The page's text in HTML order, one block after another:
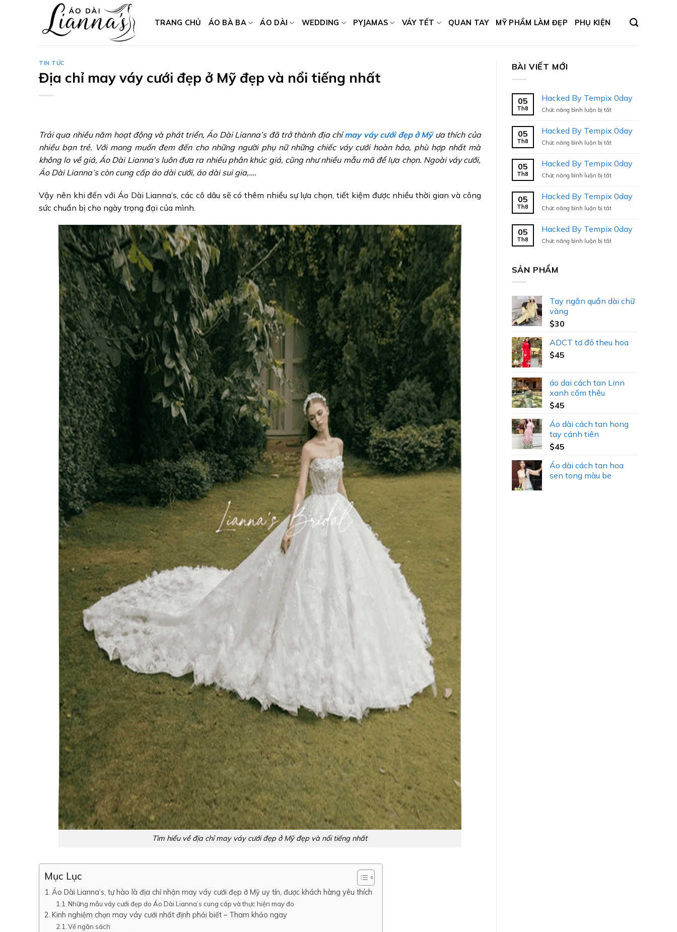
TRANG CHỦ ÁO BÀ BA ÁO DÀI WEDDING PYJAMAS VÁY TẾT QUAN TAY MỸ PHẨM LÀM ĐẸP PHỤ KIỆN
TIN TỨC
Địa chỉ may váy cưới đẹp ở Mỹ đẹp và nổi tiếng nhất
Trải qua nhiều năm hoạt động và phát triển, Áo Dài Lianna’s đã trở thành địa chỉmay váy cưới đẹp ở Mỹưa thích của
nhiều bạn trẻ. Với mong muốn đem đến cho những người phụ nữ những chiếc váy cưới hoàn hảo, phù hợp nhất mà
không lo về giá, Áo Dài Lianna’s luôn đưa ra nhiều phân khúc giá, cũng như nhiều mẫu mã để lựa chọn. Ngoài váy cưới,
Áo Dài Lianna’s còn cung cấp áo dài cưới, áo dài sui gia,….
Vậy nên khi đến với Áo Dài Lianna’s, các cô dâu sẽ có thêm nhiều sự lựa chọn, tiết kiệm được nhiều thời gian và công
sức chuẩn bị cho ngày trọng đại của mình.
Tìm hiểu về địa chỉ may váy cưới đẹp ở Mỹ đẹp và nổi tiếng nhất
Mục Lục
Áo Dài Lianna’s, tự hào là địa chỉ nhận may váy cưới đẹp ở Mỹ uy tín, được khách hàng yêu thích
Những mẫu váy cưới đẹp do Áo Dài Lianna’s cung cấp và thực hiện may đo
Kinh nghiệm chọn may váy cưới nhất định phải biết – Tham khảo ngay
Về ngân sách
BÀI VIẾT MỚI
05
Th8
Hacked By Tempix 0day
Chức năng bình luận bị tắtở
Tempix
0day
05
Th8
Hacked By Tempix 0day
Chức năng bình luận bị tắtở
Tempix
0day
05
Th8
Hacked By Tempix 0day
Chức năng bình luận bị tắtở
Tempix
0day
05
Th8
Hacked By Tempix 0day
Chức năng bình luận bị tắtở
Tempix
0day
05
Th8
Hacked By Tempix 0day
Chức năng bình luận bị tắtở
SẢN PHẨM
Tay ngắn quần dài chữ
vàng
$30
ADCT tơ đỏ theu hoa
$45
áo dai cách tan Linn
xanh cốm thêu
$45
Áo dài cách tan hong
tay cánh tiên
$45
Áo dài cách tan hoa
sen tong màu be